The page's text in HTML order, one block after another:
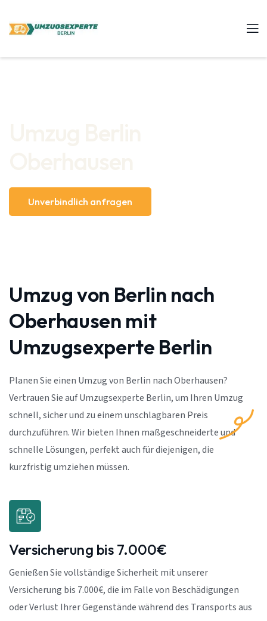
Unverbindlich anfragen
Umzug von Berlin nach
Oberhausen mit
Umzugsexperte Berlin
Planen Sie einen Umzug von Berlin nach Oberhausen?
Vertrauen Sie auf Umzugsexperte Berlin, um Ihren Umzug
schnell, sicher und zu einem unschlagbaren Preis
durchzuführen. Wir bieten Ihnen maßgeschneiderte und
schnelle Lösungen, perfekt auch für diejenigen, die
kurzfristig umziehen müssen.
Versicherung bis 7.000€
Genießen Sie vollständige Sicherheit mit unserer
Versicherung bis 7.000€, die im Falle von Beschädigungen
oder Verlust Ihrer Gegenstände während des Transports aus